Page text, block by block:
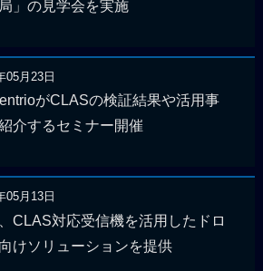
」の見学会を実施
05月23日
がCLASの検証結果や活用事
介するセミナー開催
05月13日
CLAS対応受信機を活用したドロ
けソリューションを提供